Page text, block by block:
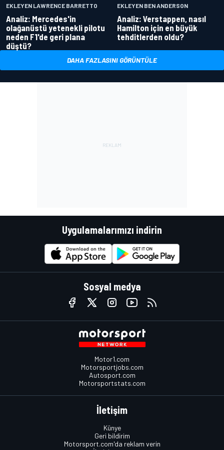
EKLEYEN LAWRENCE BARRETTO
Analiz: Mercedes'in
olağanüstü yetenekli pilotu
neden F1'de geri plana
düştü?
EKLEYEN BEN ANDERSON
Analiz: Verstappen, nasıl
Hamilton için en büyük
tehditlerden oldu?
DAHA FAZLASINI GÖRÜNTÜLE
Uygulamalarımızı indirin
Sosyal medya
Motor1.com
Motorsportjobs.com
Autosport.com
Motorsportstats.com
İletişim
Künye
Geri bildirim
Motorsport.com'da reklam verin